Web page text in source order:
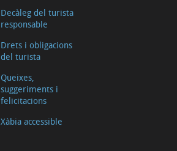
Decàleg del turista
responsable
Drets i obligacions
del turista
Queixes,
suggeriments i
felicitacions
Xàbia accessible